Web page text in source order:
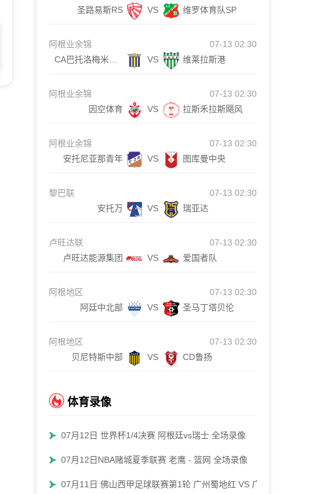
圣路易斯RS
VS 维罗体育队SP
阿根业余锦
07-13 02:30
VS 维莱拉斯港
阿根业余锦
07-13 02:30
因空体育
VS 拉斯禾拉斯飓风
阿根业余锦
07-13 02:30
安托尼亚那青年
VS 图库曼中央
黎巴联
07-13 02:30
安托万
VS 瑞亚达
卢旺达联
07-13 02:30
卢旺达能源集团
VS 爱国者队
阿根地区
07-13 02:30
阿廷中北部
VS 圣马丁塔贝伦
阿根地区
07-13 02:30
贝尼特斯中部
VS CD鲁扬
体育录像
07月12日 世界杯1/4决赛 阿根廷vs瑞士 全场录像
07月12日NBA赌城夏季联赛 老鹰 - 篮网 全场录像
07月11日 佛山西甲足球联赛第1轮 广州蜀地红 VS 广东